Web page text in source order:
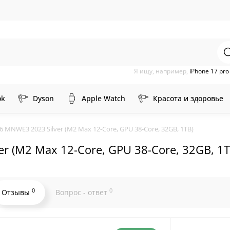
Я ищу, например, iPhone 17
Dyson Apple Watch Красота и здоровье
2023 Silver (M2 Max 12-Core, GPU 38-Core, 32GB, 1TB)
(M2 Max 12-Core, GPU 38-Core, 32GB,
Отзывы 0 Вопрос - ответ 0